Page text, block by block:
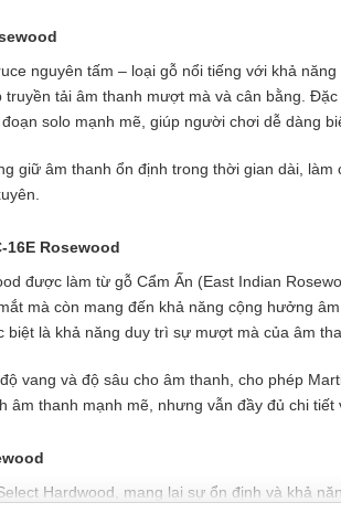
nguyên tấm – loại gỗ nổi tiếng với khả
tải âm thanh mượt mà và cân bằng.
solo mạnh mẽ, giúp người chơi dễ dàng
giữ âm thanh ổn định trong thời gian dài,
16E Rosewood
được làm từ gỗ Cẩm Ấn (East Indian
mà còn mang đến khả năng cộng hưởng
là khả năng duy trì sự mượt mà của âm
vang và độ sâu cho âm thanh, cho phép
thanh mạnh mẽ, nhưng vẫn đầy đủ chi tiết
Hardwood, mang lại sự ổn định và khả